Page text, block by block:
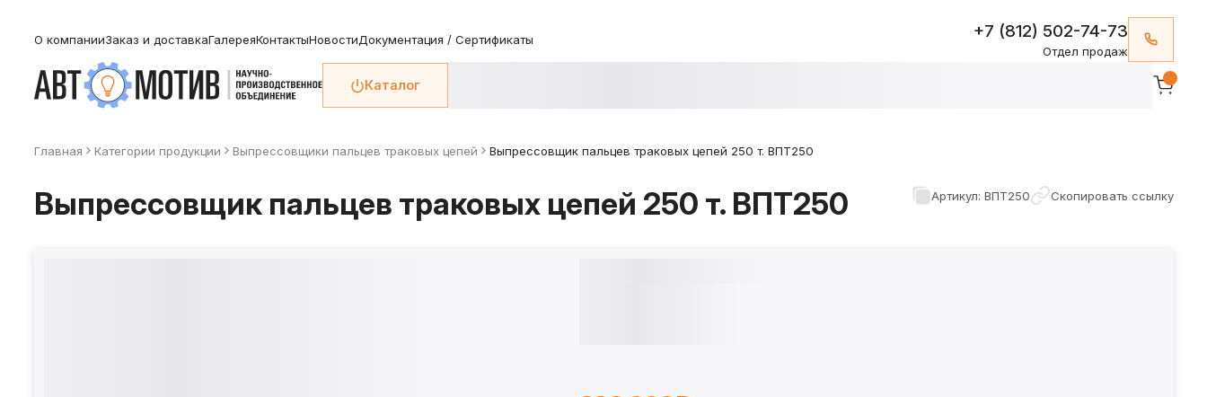
О компанииЗаказ и доставкаГалереяКонтактыНовостиДокументация / Сертификаты +7 (812) 502-74-73
Отдел продаж
Каталог
Главная Категории продукции Выпрессовщики пальцев траковых цепей Выпрессовщик пальцев траковых цепей 250 т. ВПТ250
Выпрессовщик пальцев траковых цепей 250 т. ВПТ250 Артикул: ВПТ250 Скопировать ссылку